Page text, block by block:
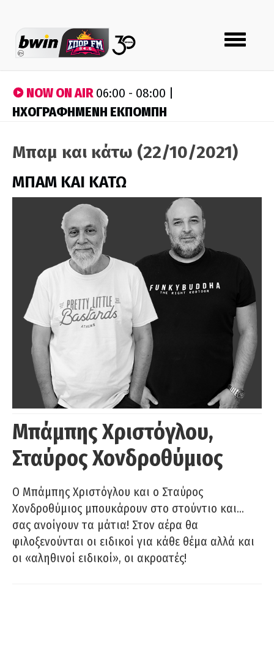
Toggle
navigation
NOW ON AIR06:00 - 08:00 |
ΗΧΟΓΡΑΦΗΜΕΝΗ ΕΚΠΟΜΠΗ
Μπαμ και κάτω (22/10/2021)
ΜΠΑΜ ΚΑΙ ΚΑΤΩ
Μπάμπης Χριστόγλου,
Σταύρος Χονδροθύμιος
O Μπάμπης Χριστόγλου και ο Σταύρος
Χονδροθύμιος μπουκάρουν στο στούντιο και…
σας ανοίγουν τα μάτια! Στον αέρα θα
φιλοξενούνται οι ειδικοί για κάθε θέμα αλλά και
οι «αληθινοί ειδικοί», οι ακροατές!